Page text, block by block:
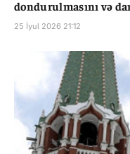
dondurulmasını və
25 İyul 2026 21:12